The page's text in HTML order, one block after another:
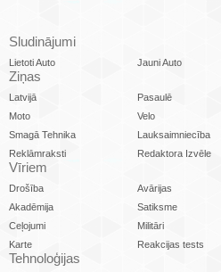
Sludinājumi
Lietoti Auto Jauni Auto
Ziņas
Latvijā Pasaulē
Moto
Velo
Smagā Tehnika
Lauksaimniecība
Reklāmraksti
Redaktora Izvēle
Vīriem
Drošība Avārijas
Akadēmija
Satiksme
Ceļojumi
Militāri
Karte
Reakcijas tests
Tehnoloģijas